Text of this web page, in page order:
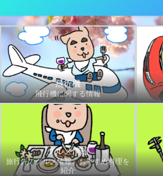
飛行機
飛行機に関する情報
グルメ情報
旅行先のグルメ情報、おすすめ料理を
紹介